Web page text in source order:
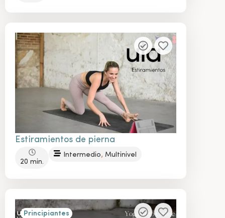
Estiramientos de pierna
20 min.
Intermedio, Multinivel
Principiantes